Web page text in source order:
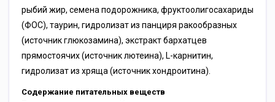
рыбий жир, семена подорожника, фруктоолигосахариды
(ФОС), таурин, гидролизат из панциря ракообразных
(источник глюкозамина), экстракт бархатцев
прямостоячих (источник лютеина), L-карнитин,
гидролизат из хряща (источник хондроитина).
Содержание питательных веществ